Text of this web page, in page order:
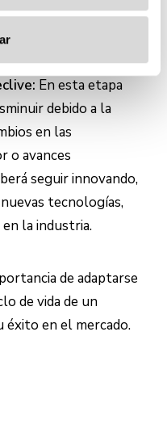
el desafío de
fase de declive. Esto
y adaptación.
En esta etapa
debido a la
en las
o avances
seguir innovando,
tecnologías,
la industria.
de adaptarse
de vida de un
en el mercado.